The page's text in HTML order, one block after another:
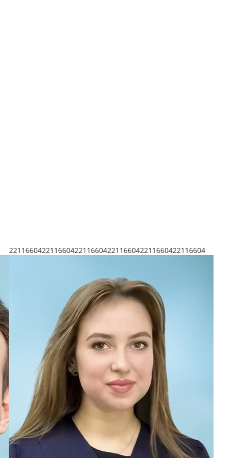
221165422211654222116542221165422211654222116542